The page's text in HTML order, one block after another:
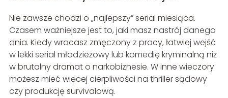
Nie zawsze chodzi o „najlepszy” serial miesiąca.
Czasem ważniejsze jest to, jaki masz nastrój danego
dnia. Kiedy wracasz zmęczony z pracy, łatwiej wejść
w lekki serial młodzieżowy lub komedię kryminalną niż
w brutalny dramat o narkobiznesie. W inne wieczory
możesz mieć więcej cierpliwości na thriller sądowy
czy produkcję survivalową.